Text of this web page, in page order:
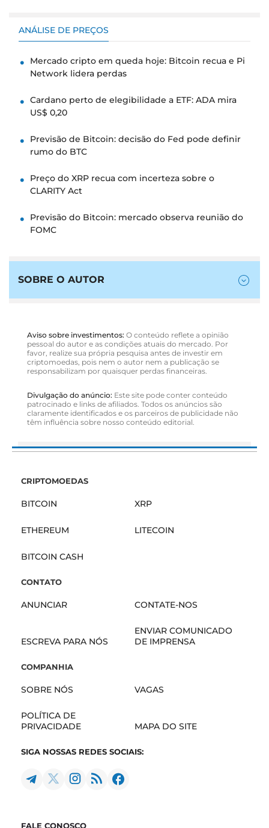
ANÁLISE DE PREÇOS
Mercado cripto em queda hoje: Bitcoin recua e Pi
Network lidera perdas
Cardano perto de elegibilidade a ETF: ADA mira
US$ 0,20
Previsão de Bitcoin: decisão do Fed pode definir
rumo do BTC
Preço do XRP recua com incerteza sobre o
CLARITY Act
Previsão do Bitcoin: mercado observa reunião do
FOMC
SOBRE O AUTOR
Aviso sobre investimentos: O conteúdo reflete a opinião
pessoal do autor e as condições atuais do mercado. Por
favor, realize sua própria pesquisa antes de investir em
criptomoedas, pois nem o autor nem a publicação se
responsabilizam por quaisquer perdas financeiras.
Divulgação do anúncio: Este site pode conter conteúdo
patrocinado e links de afiliados. Todos os anúncios são
claramente identificados e os parceiros de publicidade não
têm influência sobre nosso conteúdo editorial.
CRIPTOMOEDAS
BITCOIN XRP
ETHEREUM LITECOIN
BITCOIN CASH
CONTATO
ANUNCIAR CONTATE-NOS
ESCREVA PARA NÓS
ENVIAR COMUNICADO
DE IMPRENSA
COMPANHIA
SOBRE NÓS VAGAS
POLÍTICA DE
PRIVACIDADE
MAPA DO SITE
SIGA NOSSAS REDES SOCIAIS:
FALE CONOSCO